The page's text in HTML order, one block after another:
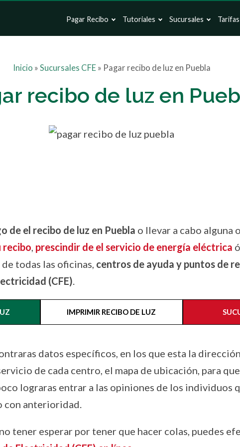
Pagar Recibo Tutoriales Sucursales Tarifas
Inicio » Sucursales CFE» Pagar recibo de luz en Puebla
recibo de luz en
de el recibo de luz en Puebla o llevar a cabo alguna
prescindir de el servicio de energía eléctrica ó
todas las oficinas, centros de ayuda y puntos de
(CFE)
IMPRIMIR RECIBO DE LUZ
datos específicos, en los que esta la
de cada centro, el mapa de ubicación, para
lograras entrar a las opiniones de los individuos
con anterioridad.
tener esperar por tener que hacer colas, puedes